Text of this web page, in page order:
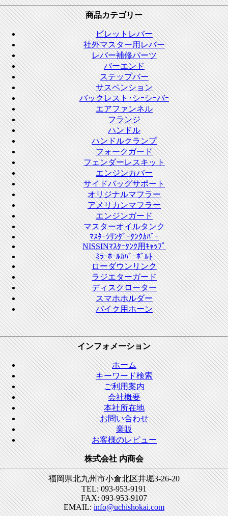
商品カテゴリー
ビレットレバー
社外マスター用レバー
レバー補修パーツ
バーエンド
ステップバー
サスペンション
バックレスト･シｰシｰバｰ
エアファンネル
フランジ
ハンドル
ハンドルクランプ
フォークガード
フェンダーレスキット
エンジンカバー
サイドバッグサポート
オリジナルマフラー
アメリカンマフラー
エンジンガード
マスターオイルタンク
ﾏｽﾀｰｼﾘﾝﾀﾞｰﾀﾝｸｶﾊﾞｰ
NISSINﾏｽﾀｰﾀﾝｸ用ｷｬｯﾌﾟ
ﾐﾗｰﾎｰﾙｶﾊﾞｰﾎﾞﾙﾄ
ローダウンリンク
ラジエターガード
ディスクローター
スマホホルダー
バイク用ホーン
インフォメーション
ホーム
キーワード検索
ご利用案内
会社概要
本社所在地
お問い合わせ
業販
お客様のレビュー
株式会社 内商会
福岡県北九州市小倉北区井堀3-26-20
TEL: 093-953-9191
FAX: 093-953-9107
EMAIL:info@uchishokai.com